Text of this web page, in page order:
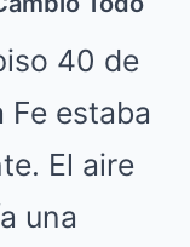
40 de
Fe estaba
El aire
una